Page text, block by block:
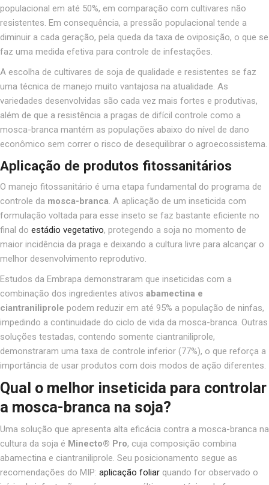
populacional em até 50%, em comparação com cultivares não
resistentes. Em consequência, a pressão populacional tende a
diminuir a cada geração, pela queda da taxa de oviposição, o que se
faz uma medida efetiva para controle de infestações.
A escolha de cultivares de soja de qualidade e resistentes se faz
uma técnica de manejo muito vantajosa na atualidade. As
variedades desenvolvidas são cada vez mais fortes e produtivas,
além de que a resistência a pragas de difícil controle como a
mosca-branca mantém as populações abaixo do nível de dano
econômico sem correr o risco de desequilibrar o agroecossistema.
Aplicação de produtos fitossanitários
O manejo fitossanitário é uma etapa fundamental do programa de
controle da mosca-branca. A aplicação de um inseticida com
formulação voltada para esse inseto se faz bastante eficiente no
final do estádio vegetativo, protegendo a soja no momento de
maior incidência da praga e deixando a cultura livre para alcançar o
melhor desenvolvimento reprodutivo.
Estudos da Embrapa demonstraram que inseticidas com a
combinação dos ingredientes ativos abamectina e
ciantraniliprole podem reduzir em até 95% a população de ninfas,
impedindo a continuidade do ciclo de vida da mosca-branca. Outras
soluções testadas, contendo somente ciantraniliprole,
demonstraram uma taxa de controle inferior (77%), o que reforça a
importância de usar produtos com dois modos de ação diferentes.
Qual o melhor inseticida para controlar
a mosca-branca na soja?
Uma solução que apresenta alta eficácia contra a mosca-branca na
cultura da soja é Minecto® Pro, cuja composição combina
abamectina e ciantraniliprole. Seu posicionamento segue as
recomendações do MIP: aplicação foliar quando for observado o